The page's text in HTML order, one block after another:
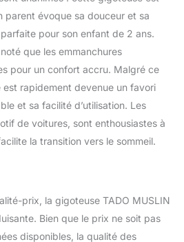
parent évoque sa douceur et sa
pour son enfant de 2 ans.
que les emmanchures
pour un confort accru. Malgré ce
rapidement devenue un favori
et sa facilité d’utilisation. Les
de voitures, sont enthousiastes à
la transition vers le sommeil.
prix, la gigoteuse TADO MUSLIN
Bien que le prix ne soit pas
disponibles, la qualité des